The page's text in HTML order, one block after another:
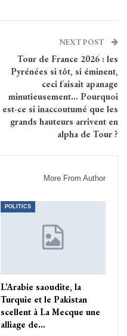
NEXT POST
Tour de France 2026 : les
Pyrénées si tôt, si éminent,
ceci faisait apanage
minutieusement… Pourquoi
est-ce si inaccoutumé que les
grands hauteurs arrivent en
alpha de Tour ?
More From Author
POLITICS
L’Arabie saoudite, la
Turquie et le Pakistan
scellent à La Mecque une
alliage de…